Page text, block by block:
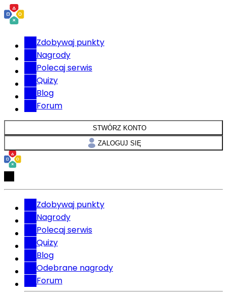
Zdobywaj punkty
Nagrody
Polecaj serwis
Quizy
Blog
Forum
STWÓRZ KONTO
ZALOGUJ SIĘ
Zdobywaj punkty
Nagrody
Polecaj serwis
Quizy
Blog
Odebrane nagrody
Forum